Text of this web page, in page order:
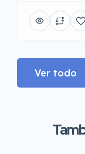
Ver todo